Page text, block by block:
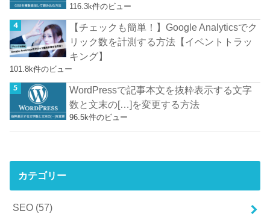
116.3k件のビュー
【チェックも簡単！】Google Analyticsでク
リック数を計測する方法【イベントトラッ
キング】
101.8k件のビュー
WordPressで記事本文を抜粋表示する文字
数と文末の[…]を変更する方法
96.5k件のビュー
カテゴリー
SEO (57)